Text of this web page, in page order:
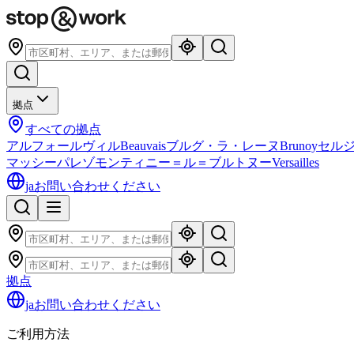
拠点
すべての拠点
アルフォールヴィルBeauvaisブルグ・ラ・レーヌBrunoyセルジ
マッシーパレゾモンティニー＝ル＝ブルトヌーVersailles
jaお問い合わせください
拠点
jaお問い合わせください
ご利用方法